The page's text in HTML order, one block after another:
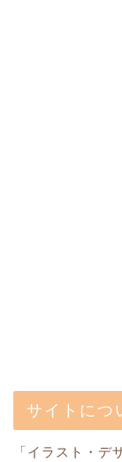
サイトにつ
「イラスト・デ